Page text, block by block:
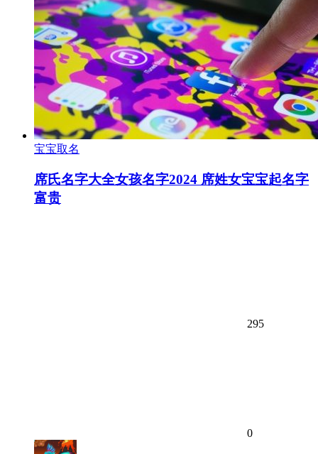
宝宝取名
席氏名字大全女孩名字2024 席姓女宝宝起名字
富贵
295
0